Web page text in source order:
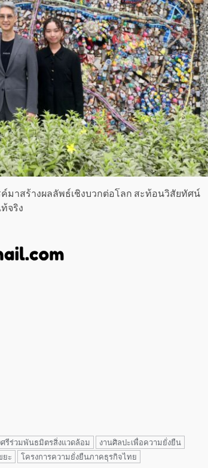
มาสร้างผลลัพธ์เชิงบวกต่อโลก สะท้อนวิสัยทัศน์
จริง
ศรีร่วมพันธมิตรสิ่งแวดล้อม
งานศิลปะเพื่อความยั่งยืน
ยะ โครงการความยั่งยืนภาคธุรกิจไทย